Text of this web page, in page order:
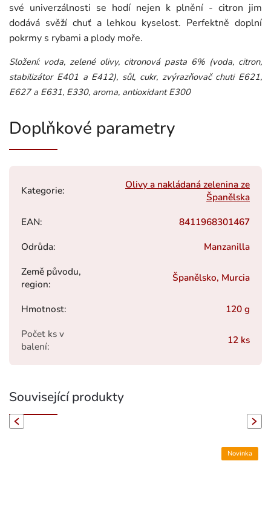
své univerzálnosti se hodí nejen k plnění - citron jim
dodává svěží chuť a lehkou kyselost. Perfektně doplní
pokrmy s rybami a plody moře.
Složení: voda, zelené olivy, citronová pasta 6% (voda, citron,
stabilizátor E401 a E412), sůl, cukr, zvýrazňovač chuti E621,
E627 a E631, E330, aroma, antioxidant E300
Doplňkové parametry
Kategorie:
Olivy a nakládaná zelenina ze
Španělska
EAN:
8411968301467
Odrůda:
Manzanilla
Země původu,
region:
Španělsko, Murcia
Hmotnost:
120 g
Počet ks v
balení:
12 ks
Související produkty
Novinka
Next